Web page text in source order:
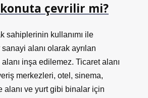
çevrilir mi?
sahiplerinin kullanımı ile
alanı olarak ayrılan
inşa edilemez. Ticaret alanı
merkezleri, otel, sinema,
alanı ve yurt gibi binalar için